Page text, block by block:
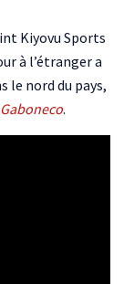
Kiyovu Sports
à l’étranger a
nord du pays,
Gaboneco.